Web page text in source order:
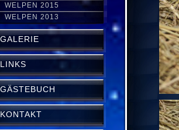
WELPEN 2015
WELPEN 2013
GALERIE
LINKS
GÄSTEBUCH
KONTAKT